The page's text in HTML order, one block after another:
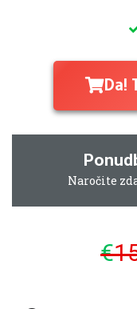
Da!
Naročite
€